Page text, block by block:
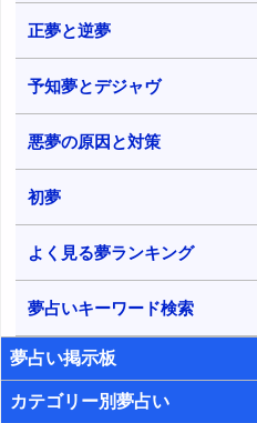
正夢と逆夢
予知夢とデジャヴ
悪夢の原因と対策
初夢
よく見る夢ランキング
夢占いキーワード検索
夢占い掲示板
カテゴリー別夢占い